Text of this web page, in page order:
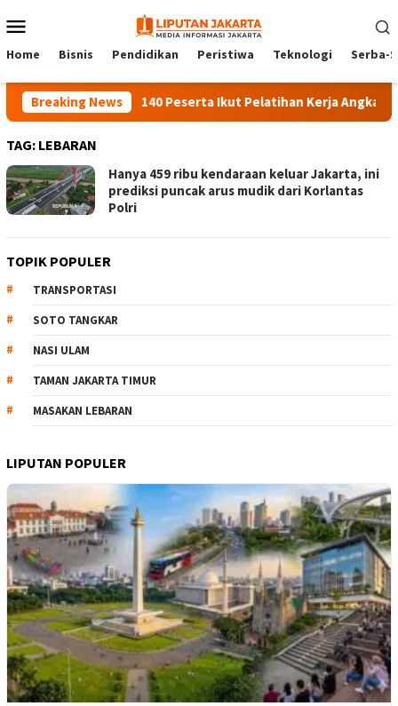
to
Menu
Home Bisnis Pendidikan Peristiwa Teknologi Serba-
Breaking News140 Peserta Ikut Pelatihan Kerja Angkatan 1
TAG: LEBARAN
Hanya 459 ribu kendaraan keluar Jakarta, ini
prediksi puncak arus mudik dari Korlantas
Polri
TOPIK POPULER
TRANSPORTASI
SOTO TANGKAR
NASI ULAM
TAMAN JAKARTA TIMUR
MASAKAN LEBARAN
LIPUTAN POPULER